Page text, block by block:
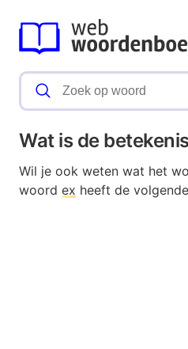
Wat is de
Wil je ook weten wat het
woord ex heeft de